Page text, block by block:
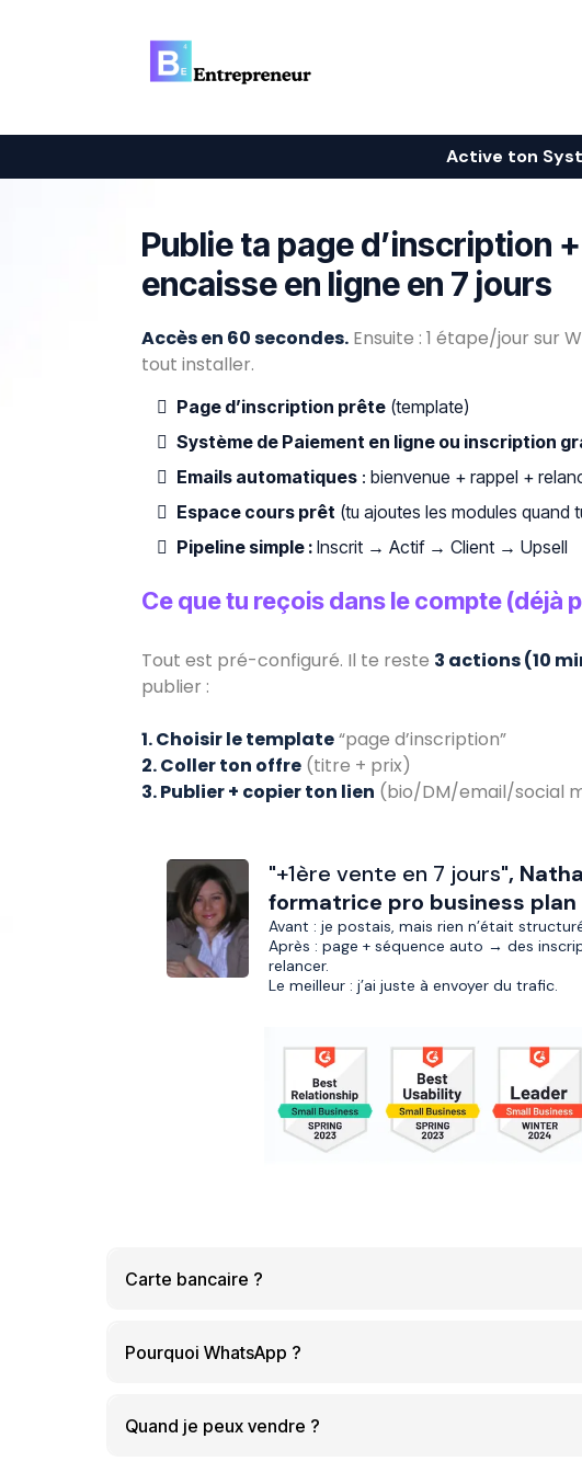
Active ton
Publie ta page d’inscription +
encaisse en ligne en 7 jours
Accès en 60 secondes. Ensuite : 1 étape/jour sur
tout installer.
Page d’inscription prête (template)
Système de Paiement en ligne ou inscription
Emails automatiques : bienvenue + rappel +
Espace cours prêt (tu ajoutes les modules quand
Pipeline simple : Inscrit → Actif → Client → Upsell
Ce que tu reçois dans le compte (déjà
Tout est pré-configuré. Il te reste 3 actions (10
publier :
1. Choisir le template“page d’inscription”
2. Coller ton offre (titre + prix)
3. Publier + copier ton lien (bio/DM/email/social
"+1ère vente en 7 jours",
formatrice pro business plan
Avant : je postais, mais rien n’était
Après : page + séquence auto → des
relancer.
Le meilleur : j’ai juste à envoyer du trafic.
Carte bancaire ?
Pourquoi WhatsApp ?
quand tu veux.
Quand je peux vendre ?